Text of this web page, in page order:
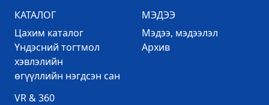
КАТАЛОГ
Цахим каталог
Үндэсний тогтмол
хэвлэлийн
өгүүллийн нэгдсэн сан
МЭДЭЭ
Mэдээ, мэдээлэл
Архив
VR & 360